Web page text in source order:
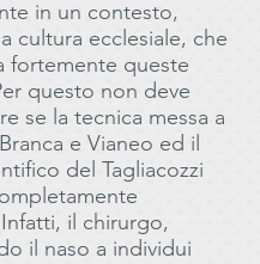
in un contesto,
cultura ecclesiale, che
fortemente queste
questo non deve
se la tecnica messa a
e Vianeo ed il
del Tagliacozzi
il chirurgo,
il naso a individui